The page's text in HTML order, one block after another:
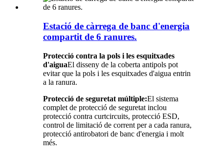
Estació de càrrega de banc d'energia
compartit de 6 ranures.
Protecció contra la pols i les esquitxades
d'aiguaEl disseny de la coberta antipols pot
evitar que la pols i les esquitxades d'aigua entrin
a la ranura.
Protecció de seguretat múltiple:El sistema
complet de protecció de seguretat inclou
protecció contra curtcircuits, protecció ESD,
control de limitació de corrent per a cada ranura,
protecció antirobatori de banc d'energia i molt
més.